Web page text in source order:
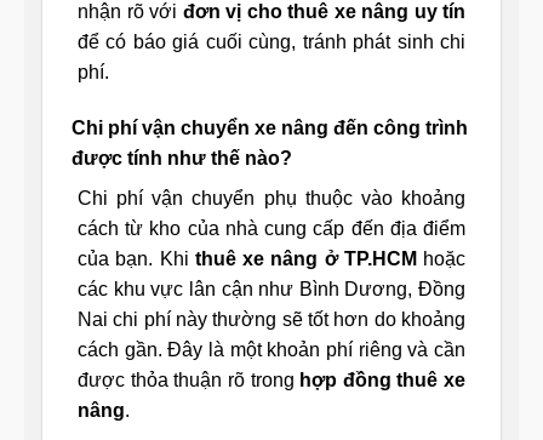
nhận rõ với đơn vị cho thuê xe nâng uy tín
để có báo giá cuối cùng, tránh phát sinh chi
phí.
Chi phí vận chuyển xe nâng đến công trình
được tính như thế nào?
Chi phí vận chuyển phụ thuộc vào khoảng
cách từ kho của nhà cung cấp đến địa điểm
của bạn. Khi thuê xe nâng ở TP.HCM hoặc
các khu vực lân cận như Bình Dương, Đồng
Nai chi phí này thường sẽ tốt hơn do khoảng
cách gần. Đây là một khoản phí riêng và cần
được thỏa thuận rõ trong hợp đồng thuê xe
nâng.